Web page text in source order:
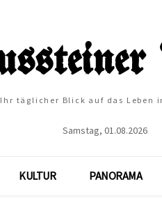
Ihr täglicher Blick auf das Leben
Samstag, 01.08.2026
KULTUR PANORAMA